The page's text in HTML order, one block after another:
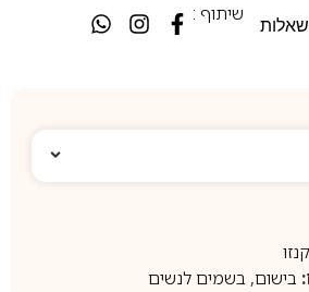
שיתוף :
בישום, בשמים לנשים